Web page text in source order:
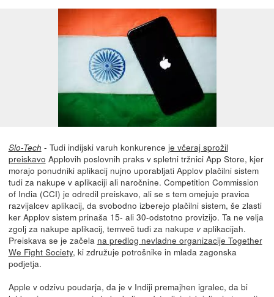
Slo-Tech - Tudi indijski varuh konkurence je včeraj sprožil
preiskavo Applovih poslovnih praks v spletni tržnici App Store, kjer
morajo ponudniki aplikacij nujno uporabljati Applov plačilni sistem
tudi za nakupe v aplikaciji ali naročnine. Competition Commission
of India (CCI) je odredil preiskavo, ali se s tem omejuje pravica
razvijalcev aplikacij, da svobodno izberejo plačilni sistem, še zlasti
ker Applov sistem prinaša 15- ali 30-odstotno provizijo. Ta ne velja
zgolj za nakupe aplikacij, temveč tudi za nakupe vaplikacijah.
Preiskava se je začela na predlog nevladne organizacije Together
We Fight Society, ki združuje potrošnike in mlada zagonska
podjetja.
Apple v odzivu poudarja, da je v Indiji premajhen igralec, da bi